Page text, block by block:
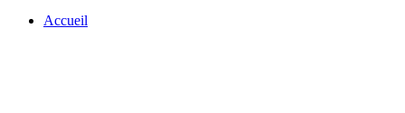
Accueil